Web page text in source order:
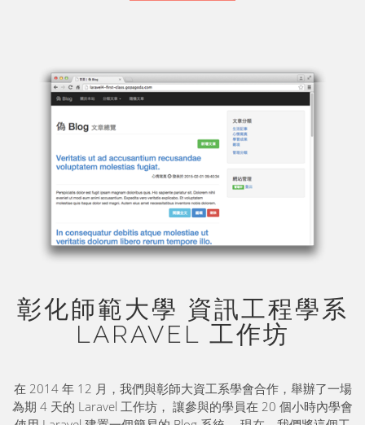
彰化師範大學 資訊工程學系
LARAVEL 工作坊
在 2014 年 12 月，我們與彰師大資工系學會合作，舉辦了一場
為期 4 天的 Laravel 工作坊， 讓參與的學員在 20 個小時內學會